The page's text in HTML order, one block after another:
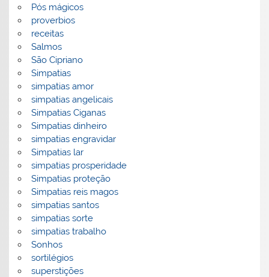
Pós mágicos
proverbios
receitas
Salmos
São Cipriano
Simpatias
simpatias amor
simpatias angelicais
Simpatias Ciganas
Simpatias dinheiro
simpatias engravidar
Simpatias lar
simpatias prosperidade
Simpatias proteção
Simpatias reis magos
simpatias santos
simpatias sorte
simpatias trabalho
Sonhos
sortilégios
superstições